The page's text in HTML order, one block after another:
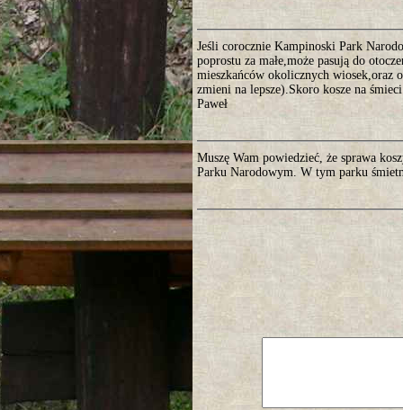
Jeśli corocznie Kampinoski Park
poprostu za małe,może pasują do
mieszkańców okolicznych wiosek,oraz
zmieni na lepsze).Skoro kosze na
Paweł
Muszę Wam powiedzieć, że sprawa
Parku Narodowym. W tym parku